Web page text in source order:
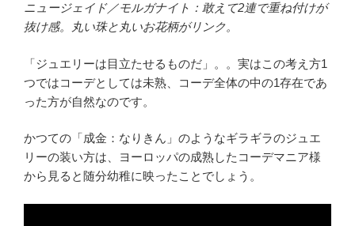
ニュージェイド／モルガナイト：敢えて2連で重ね付けが
抜け感。丸い珠と丸いお花柄がリンク。
「ジュエリーは目立たせるものだ」。。実はこの考え方1
つではコーデとしては未熟、コーデ全体の中の1存在であ
った方が自然なのです。
かつての「成金：なりきん」のようなギラギラのジュエ
リーの装い方は、ヨーロッパの成熟したコーデマニア様
から見ると随分幼稚に映ったことでしょう。